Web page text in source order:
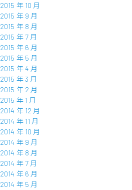
2015 年 10 月
2015 年 9 月
2015 年 8 月
2015 年 7 月
2015 年 6 月
2015 年 5 月
2015 年 4 月
2015 年 3 月
2015 年 2 月
2015 年 1 月
2014 年 12 月
2014 年 11 月
2014 年 10 月
2014 年 9 月
2014 年 8 月
2014 年 7 月
2014 年 6 月
2014 年 5 月